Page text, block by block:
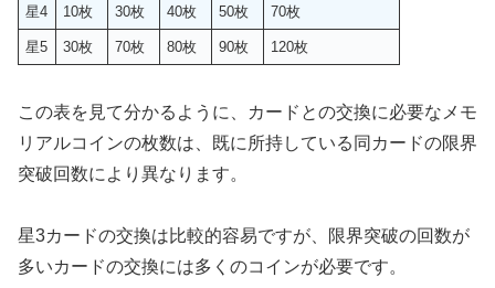
星4 10枚 30枚 40枚 50枚 70枚
星5 30枚 70枚 80枚 90枚 120枚
この表を見て分かるように、カードとの交換に必要なメモ
リアルコインの枚数は、既に所持している同カードの限界
突破回数により異なります。
星3カードの交換は比較的容易ですが、限界突破の回数が
多いカードの交換には多くのコインが必要です。